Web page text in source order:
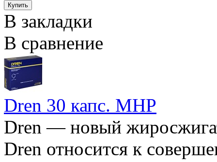
В закладки
В сравнение
Dren 30 капс. MHP
Dren — новый
Dren относится к